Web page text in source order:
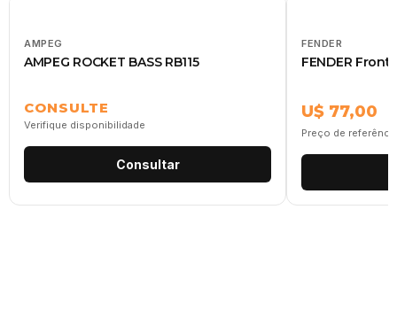
AMPEG
AMPEG ROCKET BASS RB115
CONSULTE
Verifique disponibilidade
Consultar
FENDER
FENDER
U$ 77,00
Preço de referência